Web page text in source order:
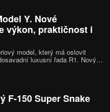
Y. Nové
výkon, praktičnost i
model, který má oslovit
luxusní řada R1. Nový
výkon 656 koní, dojezd až
z nejzajímavějších elektrických
F-150 Super Snake